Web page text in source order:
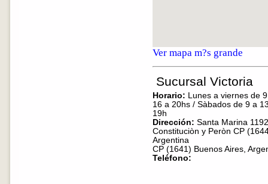
Ver mapa m?s grande
Sucursal Victoria
Horario: Lunes a viernes de
16 a 20hs / Sàbados de 9 a
19h
Dirección: Santa Marina
Constituciòn y Peròn CP
Argentina
CP (1641) Buenos Aires,
Teléfono: